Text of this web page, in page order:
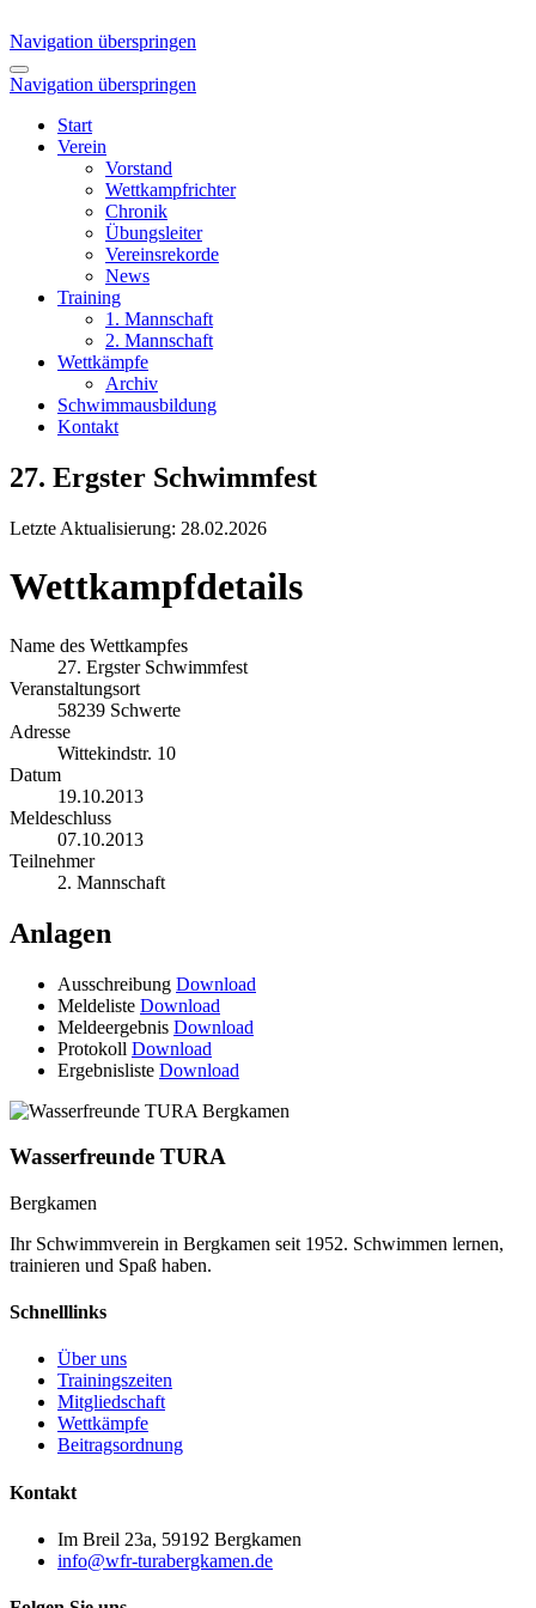
Navigation überspringen
Navigation überspringen
Start
Verein
Vorstand
Wettkampfrichter
Chronik
Übungsleiter
Vereinsrekorde
News
Training
1. Mannschaft
2. Mannschaft
Wettkämpfe
Archiv
Schwimmausbildung
Kontakt
27. Ergster Schwimmfest
Letzte Aktualisierung: 28.02.2026
Wettkampfdetails
Name des Wettkampfes
27. Ergster Schwimmfest
Veranstaltungsort
58239 Schwerte
Adresse
Wittekindstr. 10
Datum
19.10.2013
Meldeschluss
07.10.2013
Teilnehmer
2. Mannschaft
Anlagen
Ausschreibung Download
Meldeliste Download
Meldeergebnis Download
Protokoll Download
Ergebnisliste Download
Wasserfreunde TURA
Bergkamen
Ihr Schwimmverein in Bergkamen seit 1952. Schwimmen lernen,
trainieren und Spaß haben.
Schnelllinks
Über uns
Trainingszeiten
Mitgliedschaft
Wettkämpfe
Beitragsordnung
Kontakt
Im Breil 23a, 59192 Bergkamen
info@wfr-turabergkamen.de